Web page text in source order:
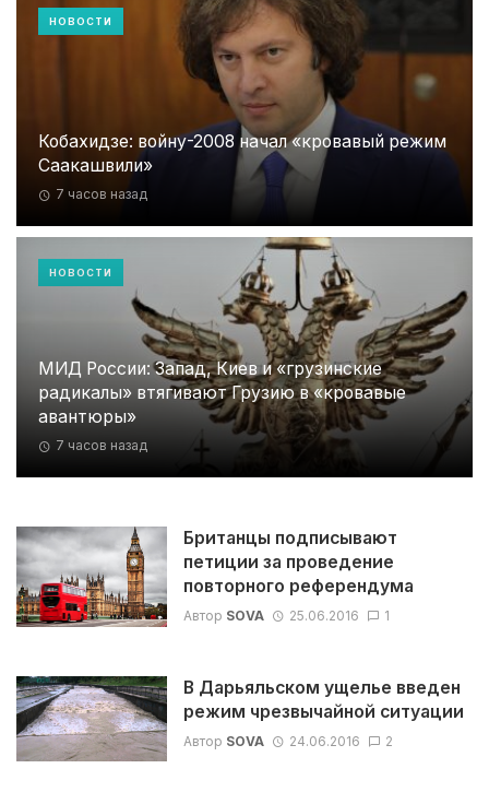
Кобахидзе: войну-2008 начал «кровавый режим
Саакашвили»
7 часов назад
НОВОСТИ
МИД России: Запад, Киев и «грузинские
радикалы» втягивают Грузию в «кровавые
авантюры»
7 часов назад
НОВОСТИ
Британцы подписывают
петиции за проведение
повторного референдума
Автор SOVA 25.06.2016 1
В Дарьяльском ущелье введен
режим чрезвычайной ситуации
Автор SOVA 24.06.2016 2